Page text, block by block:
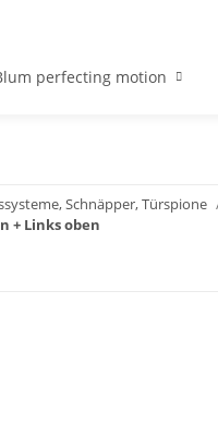
perfecting motion
Schnäpper, Türspione
+ Links oben